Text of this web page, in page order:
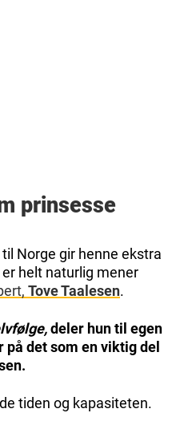
prinsesse
Norge gir henne ekstra
helt naturlig mener
Tove Taalesen.
deler hun til egen
på det som en viktig del
tiden og kapasiteten.